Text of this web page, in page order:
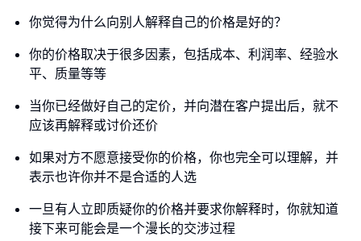
你觉得为什么向别人解释自己的价格是好的？
你的价格取决于很多因素，包括成本、利润率、经验水
平、质量等等
当你已经做好自己的定价，并向潜在客户提出后，就不
应该再解释或讨价还价
如果对方不愿意接受你的价格，你也完全可以理解，并
表示也许你并不是合适的人选
一旦有人立即质疑你的价格并要求你解释时，你就知道
接下来可能会是一个漫长的交涉过程